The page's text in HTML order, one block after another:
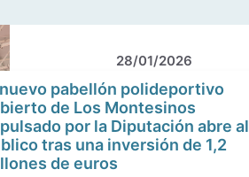
28/01/2026
pabellón polideportivo
de Los Montesinos
por la Diputación abre al
tras una inversión de 1,2
de euros